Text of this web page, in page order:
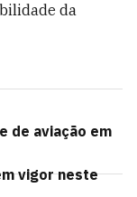
da
de aviação em
vigor neste